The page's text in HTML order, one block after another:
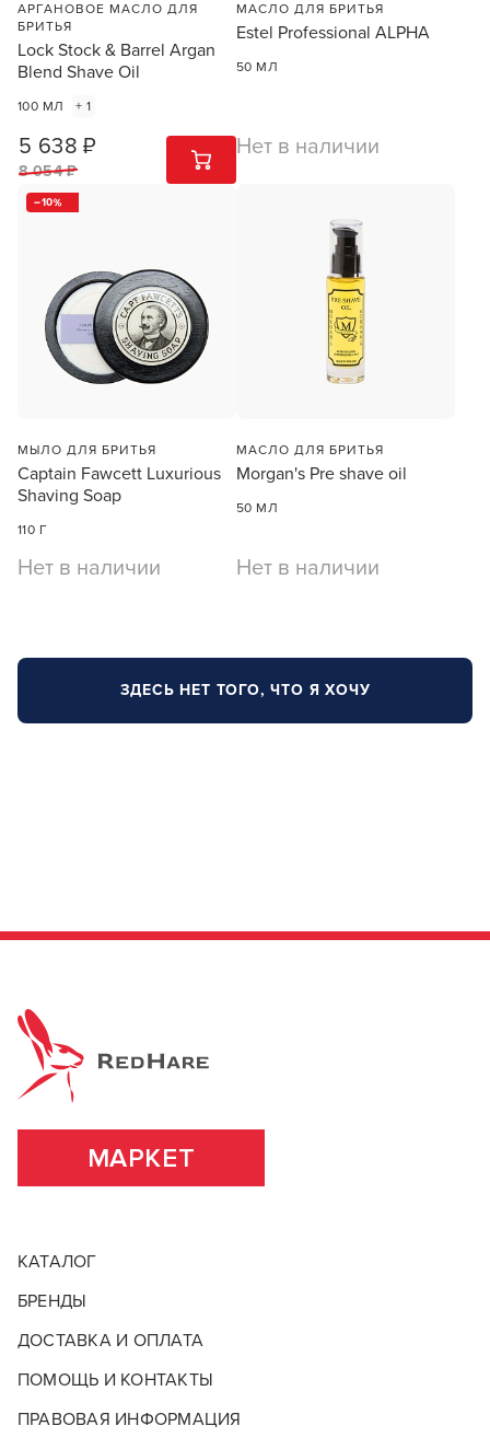
АРГАНОВОЕ МАСЛО ДЛЯ
БРИТЬЯ
Lock Stock & Barrel Argan
Blend Shave Oil
100 МЛ + 1
5 638 ₽
8 054 ₽
1 ШТ
МАСЛО ДЛЯ БРИТЬЯ
Estel Professional ALPHA
50 МЛ
Нет в наличии
10
МЫЛО ДЛЯ БРИТЬЯ
Captain Fawcett Luxurious
Shaving Soap
110 Г
Нет в наличии
МАСЛО ДЛЯ БРИТЬЯ
Morgan's Pre shave oil
50 МЛ
Нет в наличии
ЗДЕСЬ НЕТ ТОГО, ЧТО Я ХОЧУ
МАРКЕТ
КАТАЛОГ
БРЕНДЫ
ДОСТАВКА И ОПЛАТА
ПОМОЩЬ И КОНТАКТЫ
ПРАВОВАЯ ИНФОРМАЦИЯ
Заяц–робот
В новом приложении RedHare Market для Android
смотреть товары и оформлять заказы — удобнее и
ПРОДОЛЖУ ЗДЕСЬ